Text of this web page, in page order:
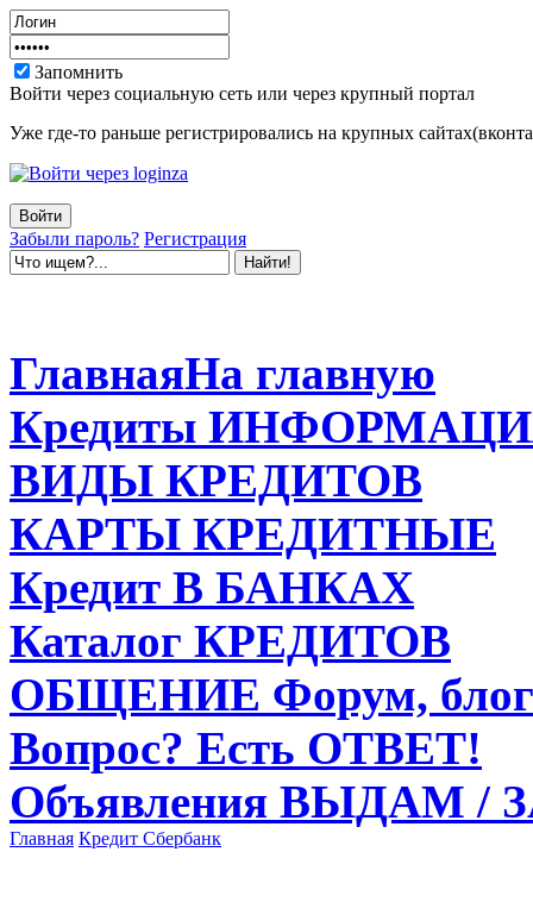
Запомнить
Войти через социальную сеть или через крупный портал
Уже где-то раньше регистрировались на крупных
Забыли пароль? Регистрация
ГлавнаяНа главную
Кредиты
ВИДЫ КРЕДИТОВ
КАРТЫ КРЕДИТНЫЕ
Кредит В БАНКАХ
Каталог КРЕДИТОВ
ОБЩЕНИЕ Форум,
Вопрос? Есть ОТВЕТ!
Объявления ВЫДАМ /
Главная Кредит Сбербанк